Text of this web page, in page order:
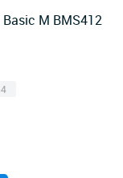
M BMS412